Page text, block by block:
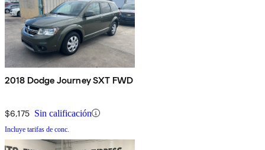
2018 Dodge Journey SXT FWD
$6,175 Sin calificación
Incluye tarifas de conc.